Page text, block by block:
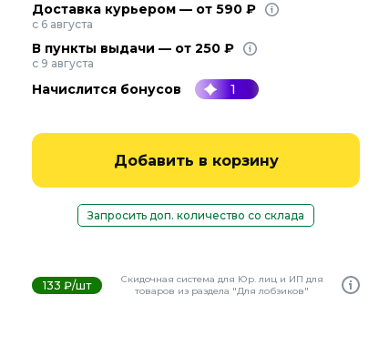
Доставка курьером — от 590 ₽
с 6 августа
В пункты выдачи — от 250 ₽
с 9 августа
Начислится бонусов 1
Добавить в корзину
Запросить доп. количество со склада
133 ₽/шт
Скидочная система для Юр. лиц и ИП для
товаров из раздела "Для лобзиков"